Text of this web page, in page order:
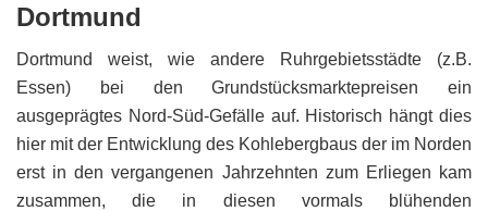
Dortmund
Dortmund weist, wie andere Ruhrgebietsstädte (z.B.
Essen) bei den Grundstücksmarktepreisen ein
ausgeprägtes Nord-Süd-Gefälle auf. Historisch hängt dies
hier mit der Entwicklung des Kohlebergbaus der im Norden
erst in den vergangenen Jahrzehnten zum Erliegen kam
zusammen, die in diesen vormals blühenden